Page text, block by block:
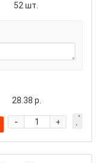
52 шт.
28.38 р.
+
-